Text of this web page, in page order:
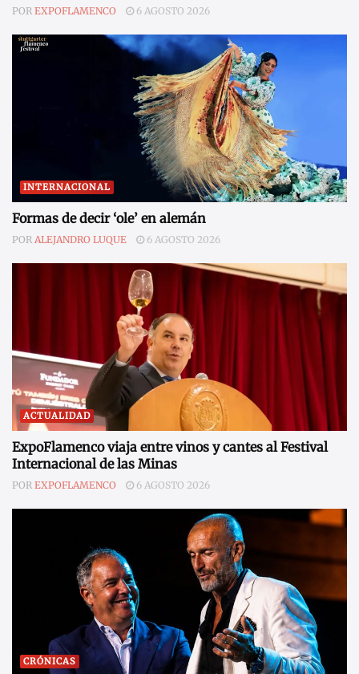
POR EXPOFLAMENCO 6 AGOSTO 2026
INTERNACIONAL
Formas de decir ‘ole’ en alemán
POR ALEJANDRO LUQUE 6 AGOSTO 2026
ACTUALIDAD
ExpoFlamenco viaja entre vinos y cantes al Festival
Internacional de las Minas
POR EXPOFLAMENCO 6 AGOSTO 2026
CRÓNICAS